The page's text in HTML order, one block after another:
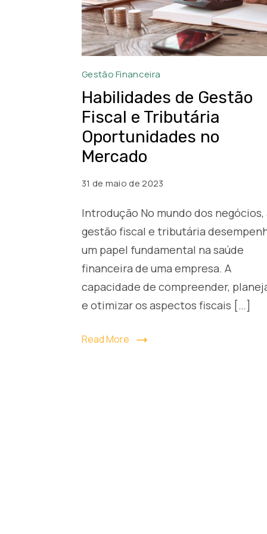
Habilidades
Gestão
Fiscal
e
Tributária:
Especializado
para
Identificar
Oportunidades
no
Mercado
Gestão Financeira
Habilidades de Gestão
Fiscal e Tributária
Oportunidades no
Mercado
31 de maio de 2023
Introdução No mundo dos negócios,
gestão fiscal e tributária
um papel fundamental na saúde
financeira de uma empresa. A
capacidade de compreender,
e otimizar os aspectos fiscais […]
Read More